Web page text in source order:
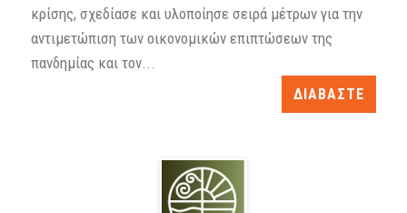
κρίσης, σχεδίασε και υλοποίησε σειρά μέτρων για την
αντιμετώπιση των οικονομικών επιπτώσεων της
πανδημίας και τον...
ΔΙΑΒΑΣΤΕ